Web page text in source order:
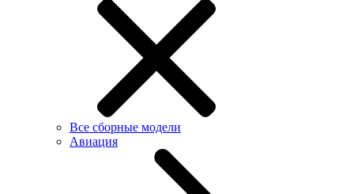
Все сборные модели
Авиация